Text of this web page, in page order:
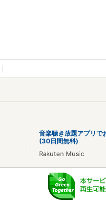
音楽聴き放題アプリで
(30日間無料)
Rakuten Music